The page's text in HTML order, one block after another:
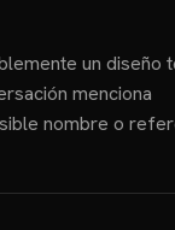
un diseño
menciona
nombre o